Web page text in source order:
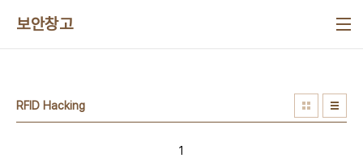
보안창고
RFID Hacking
1